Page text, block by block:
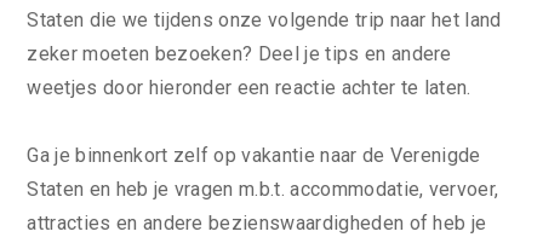
Staten die we tijdens onze volgende trip naar het land
zeker moeten bezoeken? Deel je tips en andere
weetjes door hieronder een reactie achter te laten.
Ga je binnenkort zelf op vakantie naar de Verenigde
Staten en heb je vragen m.b.t. accommodatie, vervoer,
attracties en andere bezienswaardigheden of heb je